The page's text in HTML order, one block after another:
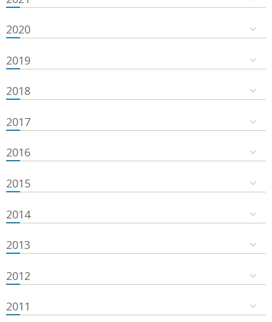
2020
2019
2018
2017
2016
2015
2014
2013
2012
2011